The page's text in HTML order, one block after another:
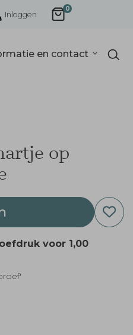
Inloggen
0
en contact
op
voor 1,00